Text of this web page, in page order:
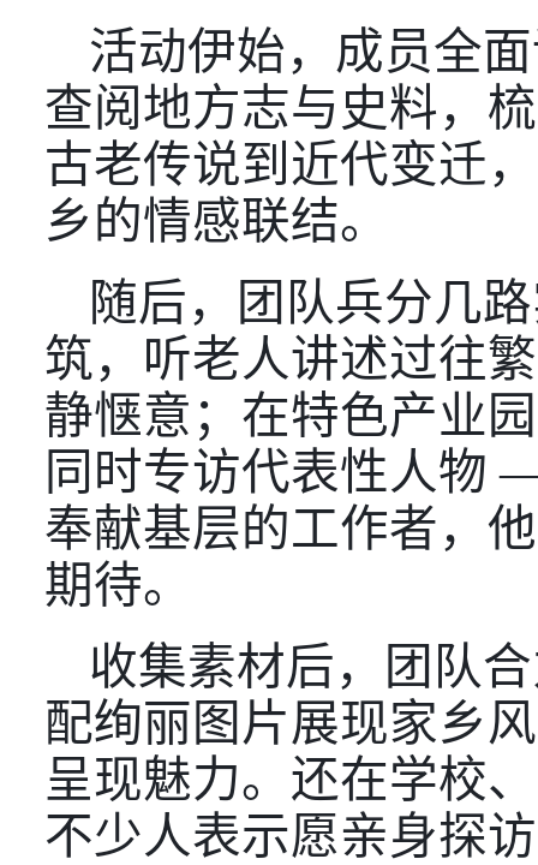
活动伊始，成员全
查阅地方志与史料，
古老传说到近代变迁
乡的情感联结。
随后，团队兵分几
筑，听老人讲述过往
静惬意；在特色产业
同时专访代表性人物
奉献基层的工作者，
期待。
收集素材后，团队
配绚丽图片展现家乡
呈现魅力。还在学校
不少人表示愿亲身探